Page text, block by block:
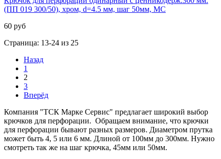
(ПП 019 300/50), хром, d=4.5 мм, шаг 50мм, МС
60 руб
Страница: 13-24 из 25
Назад
1
2
3
Вперёд
Компания "ТСК Марке Сервис" предлагает широкий выбор
крючков для перфорации. Обращаем внимание, что крючки
для перфорации бывают разных размеров. Диаметром прутка
может быть 4, 5 или 6 мм. Длиной от 100мм до 300мм. Нужно
смотреть так же на шаг крючка, 45мм или 50мм.